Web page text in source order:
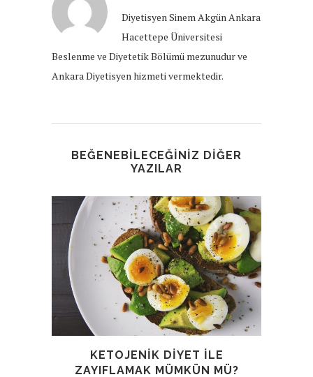
Diyetisyen Sinem Akgün Ankara
Hacettepe Üniversitesi
Beslenme ve Diyetetik Bölümü mezunudur ve
Ankara Diyetisyen hizmeti vermektedir.
BEĞENEBILECEĞINIZ DIĞER
YAZILAR
KETOJENIK DIYET ILE
ZAYIFLAMAK MÜMKÜN MÜ?